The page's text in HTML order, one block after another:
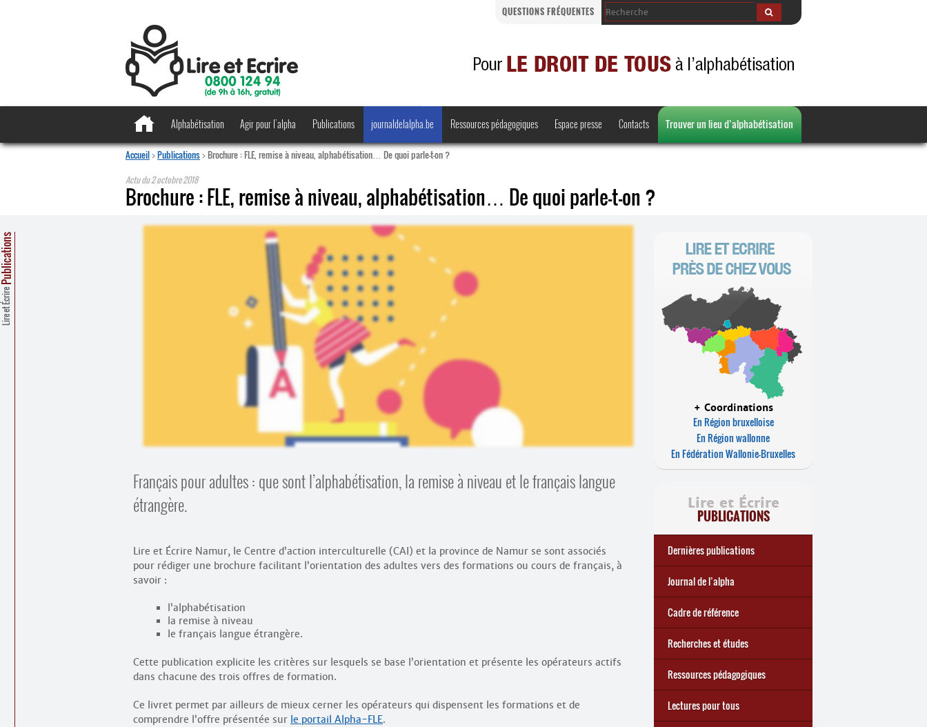
QUESTIONS FRÉQUENTES
Alphabétisation Agir pour l’alpha
Regards croisés
Publications journaldelalpha.be Ressources pédagogiques
Comprendre et parler
Espace presse Contacts Trouver un lieu d’alphabétisation
Accueil>Publications>Brochure : FLE, remise à niveau, alphabétisation… De quoi parle-t-on ?
Actu du2 octobre 2018
Brochure : FLE, remise à niveau, alphabétisation… De quoi parle-t-on ?
Lire et Écrire
Français pour adultes : que sont l’alphabétisation, la remise à niveau et le français langue
étrangère.
Lire et Écrire Namur, le Centre d’action interculturelle (CAI) et la province de Namur se sont associés
pour rédiger une brochure facilitant l’orientation des adultes vers des formations ou cours de français, à
savoir :
l’alphabétisation
la remise à niveau
le français langue étrangère.
Cette publication explicite les critères sur lesquels se base l’orientation et présente les opérateurs actifs
dans chacune des trois offres de formation.
Ce livret permet par ailleurs de mieux cerner les opérateurs qui dispensent les formations et de
comprendre l’offre présentée sur le portail Alpha-FLE.
+ Coordinations
En Région bruxelloise
En Région wallonne
En Fédération Wallonie-Bruxelles
Lire et Écrire
PUBLICATIONS
Dernières publications
Réforme des allocations de
chômage : premiers bilans
🎬 L’alpha populaire : c’est
Statistiques 2025 sur les
apprenant ·es à Lire et Écrire
Journal de l’alpha 241 (2
trimestre 2026) : Militer pour
... Tous les articles
Journal de l’alpha
Cadre de référence
Recherches et études
Ressources pédagogiques
Lectures pour tous